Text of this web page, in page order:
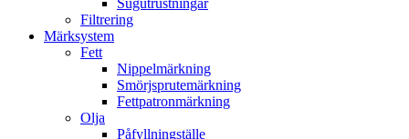
Filtrering
Märksystem
Fett
Nippelmärkning
Smörjsprutemärkning
Fettpatronmärkning
Olja
Påfyllningställe